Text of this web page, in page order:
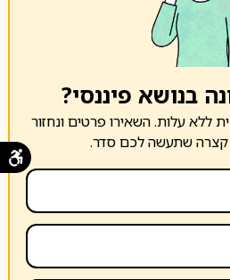
בנושא פיננסי?
ללא עלות. השאירו פרטים ונחזור
קצרה שתעשה לכם סדר.